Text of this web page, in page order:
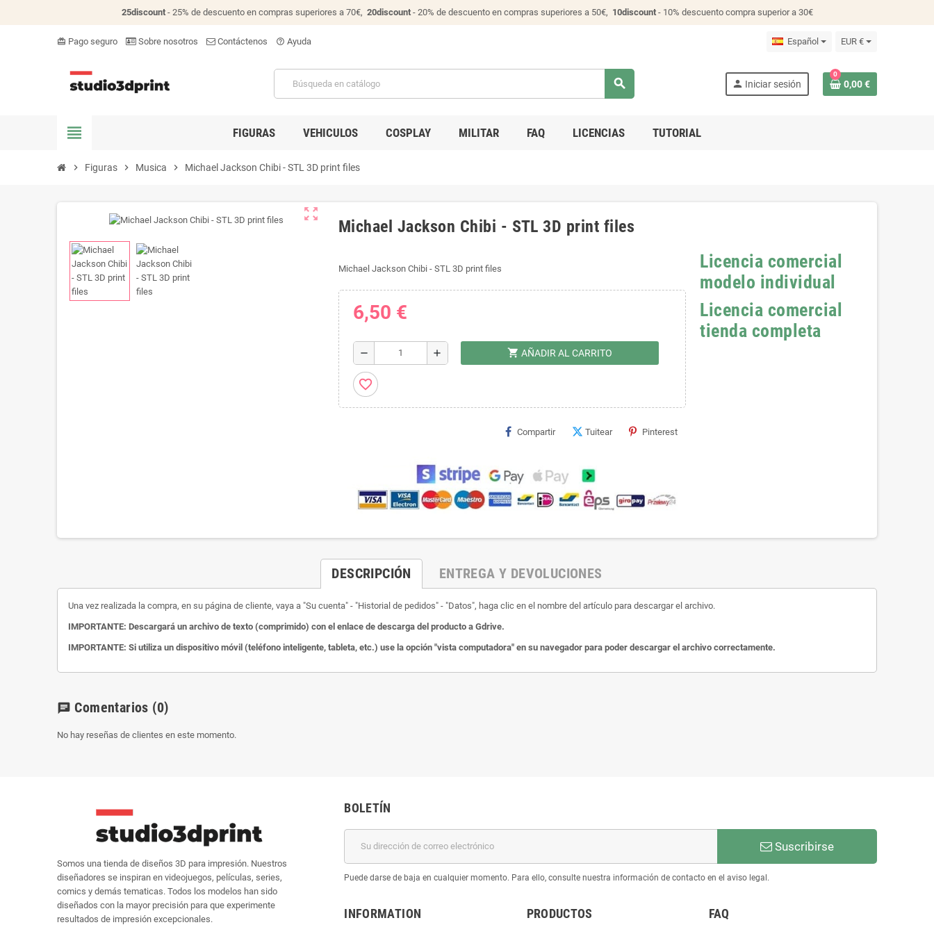
25discount- 25% de descuento en compras superiores a 70€, 20discount- 20% de descuento en compras superiores a 50€, 10discount- 10% descuento compra superior a 30€
card_giftcard Pago seguro Sobre nosotros Contáctenos help_outline Ayuda Español EUR €
search person Iniciar sesión
0
0,00 €
view_headline FIGURAS VEHICULOS COSPLAY MILITAR FAQ LICENCIAS TUTORIAL
chevron_right Figuras chevron_right Musica chevron_right Michael Jackson Chibi - STL 3D print files
zoom_out_map
Michael Jackson Chibi - STL 3D print files
Michael Jackson Chibi - STL 3D print files
6,50 €
remove add shopping_cart AÑADIR AL CARRITO
favorite_border
Compartir Tuitear Pinterest
Licencia comercial
modelo individual
Licencia comercial
tienda completa
DESCRIPCIÓN ENTREGA Y DEVOLUCIONES
Una vez realizada la compra, en su página de cliente, vaya a "Su cuenta" - "Historial de pedidos" - "Datos", haga clic en el nombre del artículo para descargar el archivo.
IMPORTANTE: Descargará un archivo de texto (comprimido) con el enlace de descarga del producto a Gdrive.
IMPORTANTE: Si utiliza un dispositivo móvil (teléfono inteligente, tableta, etc.) use la opción "vista computadora" en su navegador para poder descargar el archivo correctamente.
chat Comentarios (0)
No hay reseñas de clientes en este momento.
Somos una tienda de diseños 3D para impresión. Nuestros
diseñadores se inspiran en videojuegos, películas, series,
comics y demás tematicas. Todos los modelos han sido
diseñados con la mayor precisión para que experimente
resultados de impresión excepcionales.
BOLETÍN
Suscribirse
Puede darse de baja en cualquier momento. Para ello, consulte nuestra información de contacto en el aviso legal.
INFORMATION PRODUCTOS FAQ